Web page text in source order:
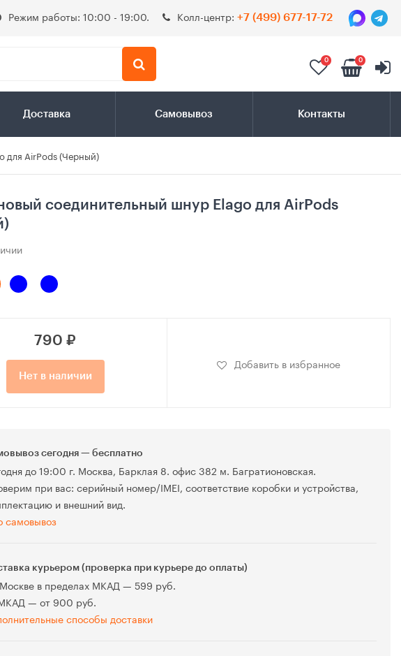
Режим работы: 10:00 - 19:00. Колл-центр: +7 (499) 677-17-72
0 0
Доставка Самовывоз Контакты
для AirPods (Черный)
соединительный шнур Elago для AirPods
790 ₽
Нет в наличии
Добавить в избранное
сегодня — бесплатно
до 19:00 г. Москва, Барклая 8. офис 382 м. Багратионовская.
при вас: серийный номер/IMEI, соответствие коробки и устройства,
и внешний вид.
самовывоз
курьером (проверка при курьере до оплаты)
в пределах МКАД — 599 руб.
— от 900 руб.
способы доставки